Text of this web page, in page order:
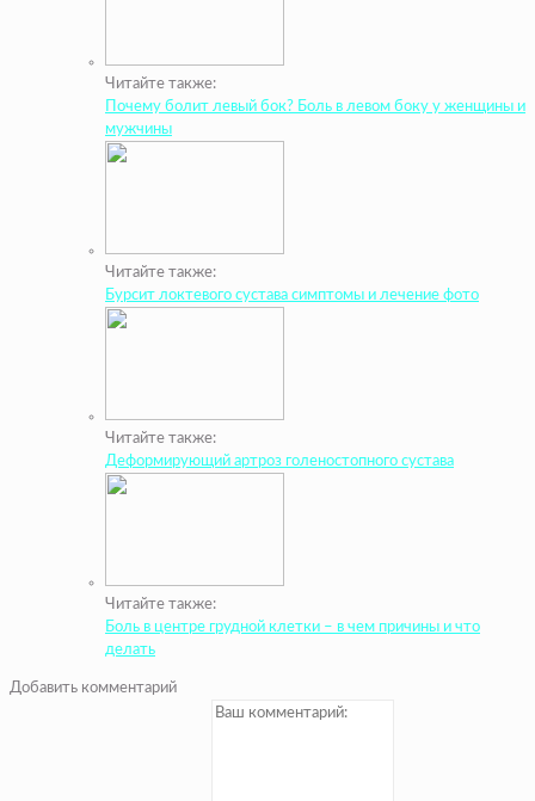
Читайте также:
Почему болит левый бок? Боль в левом боку у женщины и
мужчины
Читайте также:
Бурсит локтевого сустава симптомы и лечение фото
Читайте также:
Деформирующий артроз голеностопного сустава
Читайте также:
Боль в центре грудной клетки – в чем причины и что
делать
Добавить комментарий